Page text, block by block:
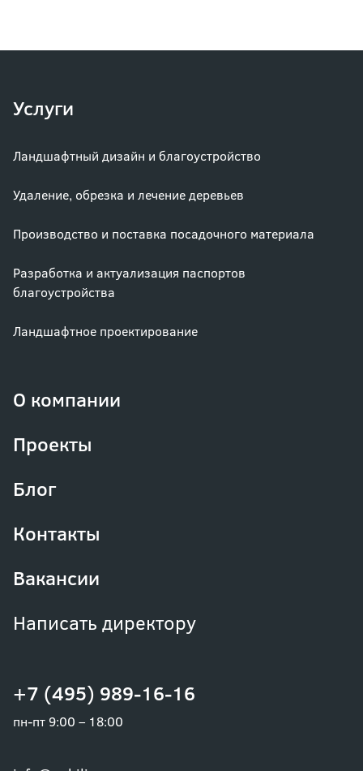
+7 (495) 989-16-16
пн-пт 9:00 – 18:00
Услуги
Ландшафтный дизайн и благоустройство
Удаление, обрезка и лечение деревьев
Производство и поставка посадочного материала
Разработка и актуализация паспортов
благоустройства
Ландшафтное проектирование
О компании
Проекты
Блог
Контакты
Вакансии
Написать директору